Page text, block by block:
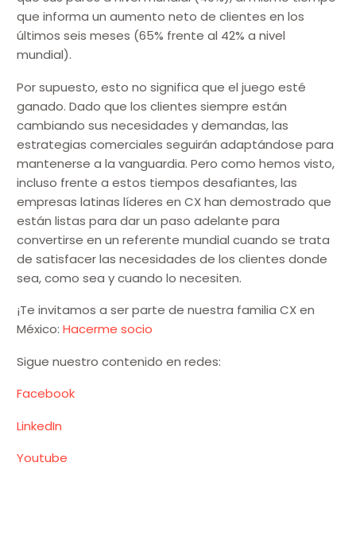
que informa un aumento neto de clientes en los
últimos seis meses (65% frente al 42% a nivel
mundial).
Por supuesto, esto no significa que el juego esté
ganado. Dado que los clientes siempre están
cambiando sus necesidades y demandas, las
estrategias comerciales seguirán adaptándose para
mantenerse a la vanguardia. Pero como hemos visto,
incluso frente a estos tiempos desafiantes, las
empresas latinas líderes en CX han demostrado que
están listas para dar un paso adelante para
convertirse en un referente mundial cuando se trata
de satisfacer las necesidades de los clientes donde
sea, como sea y cuando lo necesiten.
¡Te invitamos a ser parte de nuestra familia CX en
México: Hacerme socio
Sigue nuestro contenido en redes:
Facebook
LinkedIn
Youtube